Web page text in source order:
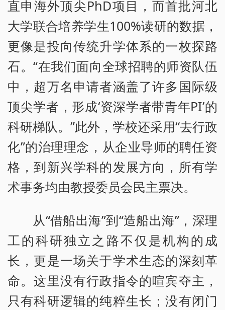
直申海外顶尖PhD项目，而首批河北
大学联合培养学生100%读研的数据，
更像是投向传统升学体系的一枚探路
石。“在我们面向全球招聘的师资队伍
中，超万名申请者涵盖了许多国际级
顶尖学者，形成‘资深学者带青年PI’的
科研梯队。”此外，学校还采用“去行政
化”的治理理念，从企业导师的聘任资
格，到新兴学科的发展方向，所有学
术事务均由教授委员会民主票决。
从“借船出海”到“造船出海”，深理
工的科研独立之路不仅是机构的成
长，更是一场关于学术生态的深刻革
命。这里没有行政指令的喧宾夺主，
只有科研逻辑的纯粹生长；没有闭门